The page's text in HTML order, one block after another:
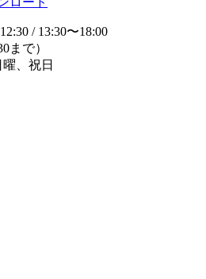
/ 13:30〜18:00
まで）
、祝日